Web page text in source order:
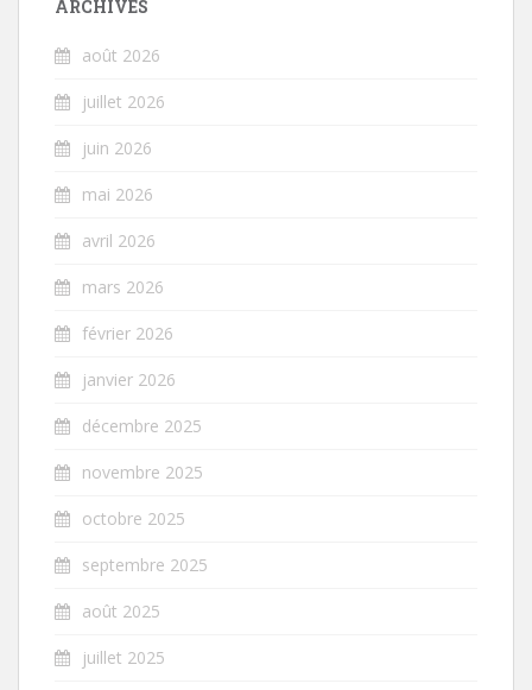
ARCHIVES
août 2026
juillet 2026
juin 2026
mai 2026
avril 2026
mars 2026
février 2026
janvier 2026
décembre 2025
novembre 2025
octobre 2025
septembre 2025
août 2025
juillet 2025